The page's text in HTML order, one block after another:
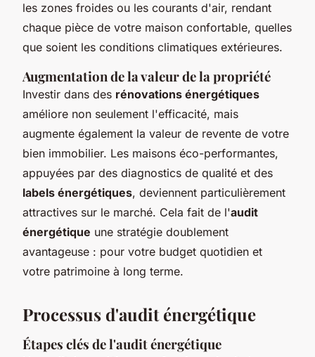
les zones froides ou les courants d'air, rendant
chaque pièce de votre maison confortable, quelles
que soient les conditions climatiques extérieures.
Augmentation de la valeur de la propriété
Investir dans des rénovations énergétiques
améliore non seulement l'efficacité, mais
augmente également la valeur de revente de votre
bien immobilier. Les maisons éco-performantes,
appuyées par des diagnostics de qualité et des
labels énergétiques, deviennent particulièrement
attractives sur le marché. Cela fait de l'audit
énergétique une stratégie doublement
avantageuse : pour votre budget quotidien et
votre patrimoine à long terme.
Processus d'audit énergétique
Étapes clés de l'audit énergétique